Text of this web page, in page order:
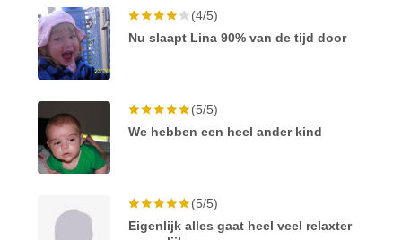
(4/5)
Nu slaapt Lina 90% van de tijd door
(5/5)
We hebben een heel ander kind
(5/5)
Eigenlijk alles gaat heel veel relaxter